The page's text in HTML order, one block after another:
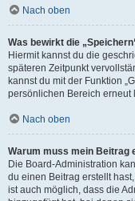
Nach oben
Was bewirkt die
Hiermit kannst du die
späteren Zeitpunkt
kannst du mit der Funktion
persönlichen Bereich erneut
Nach oben
Warum muss mein Beitrag
Die Board-Administration
du einen Beitrag erstellt
ist auch möglich, dass die